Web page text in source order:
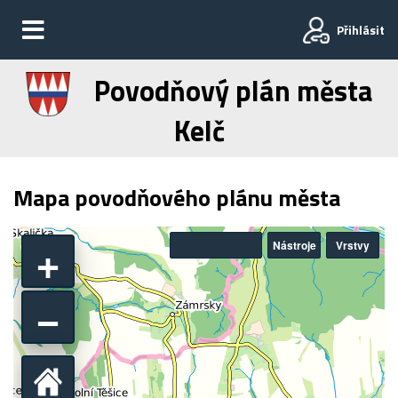
Přihlásit
Povodňový plán města
Kelč
Mapa povodňového plánu města
+
−
Vrstvy
Nástroje